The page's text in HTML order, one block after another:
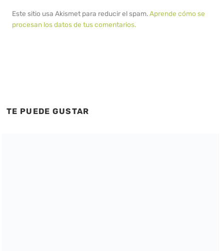
Este sitio usa Akismet para reducir el spam.Aprende cómo se
procesan los datos de tus comentarios.
TE PUEDE GUSTAR